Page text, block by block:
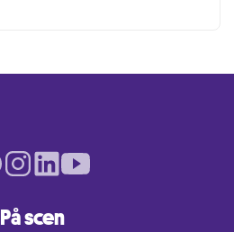
På scen
Facebook page
Instagram page
LinkedIn pageYoutube page